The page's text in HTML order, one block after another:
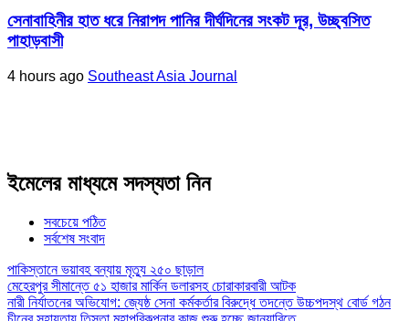
সেনাবাহিনীর হাত ধরে নিরাপদ পানির দীর্ঘদিনের সংকট দূর, উচ্ছ্বসিত
পাহাড়বাসী
4 hours ago Southeast Asia Journal
ইমেলের মাধ্যমে সদস্যতা নিন
সবচেয়ে পঠিত
সর্বশেষ সংবাদ
পাকিস্তানে ভয়াবহ বন্যায় মৃত্যু ২৫০ ছাড়াল
মেহেরপুর সীমান্তে ৫১ হাজার মার্কিন ডলারসহ চোরাকারবারী আটক
নারী নির্যাতনের অভিযোগ: জ্যেষ্ঠ সেনা কর্মকর্তার বিরুদ্ধে তদন্তে উচ্চপদস্থ বোর্ড গঠন